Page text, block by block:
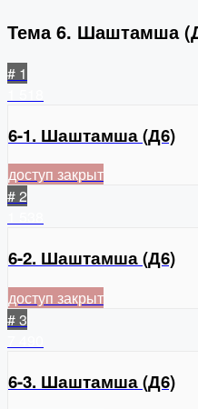
Тема 6. Шаштамша
# 1
6-1. Шаштамша (Д6)
доступ закрыт
# 2
6-2. Шаштамша (Д6)
доступ закрыт
# 3
6-3. Шаштамша (Д6)